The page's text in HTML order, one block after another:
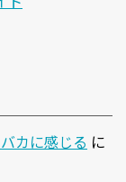
カに感じる に